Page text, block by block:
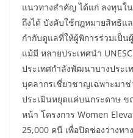
แนวทางสำคัญ ได้แก่ ลงทุนใ
ถึงได้ บังคับใช้กฎหมายสิทธิแ
กำกับดูแลที่ให้ผู้พิการร่วมเป็น
แม้มี หลายประเทศนำ
ประเทศกำลังพัฒนาบางประเ
บุคลากรเชี่ยวชาญเฉพาะมาช่
ประเมินหยุดแค่บนกระดาษ ข
หน้า โครงการ Women
25,000 คนี เพื่อปิดช่องว่างท